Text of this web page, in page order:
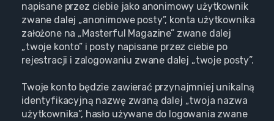
napisane przez ciebie jako anonimowy użytkownik
zwane dalej „anonimowe posty”, konta użytkownika
założone na „Masterful Magazine” zwane dalej
„twoje konto” i posty napisane przez ciebie po
rejestracji i zalogowaniu zwane dalej „twoje posty”.
Twoje konto będzie zawierać przynajmniej unikalną
identyfikacyjną nazwę zwaną dalej „twoja nazwa
użytkownika”, hasło używane do logowania zwane